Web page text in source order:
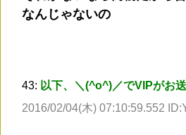
なんじゃないの
43: 以下、＼(^o^)／でVIPがお
2016/02/04(木) 07:10:59.552